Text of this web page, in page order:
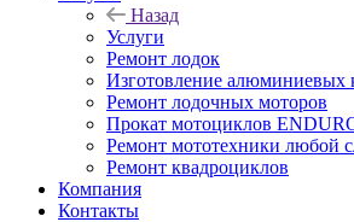
Назад
Услуги
Ремонт лодок
Изготовление алюминиевых
Ремонт лодочных моторов
Прокат мотоциклов
Ремонт мототехники любой
Ремонт квадроциклов
Компания
Контакты